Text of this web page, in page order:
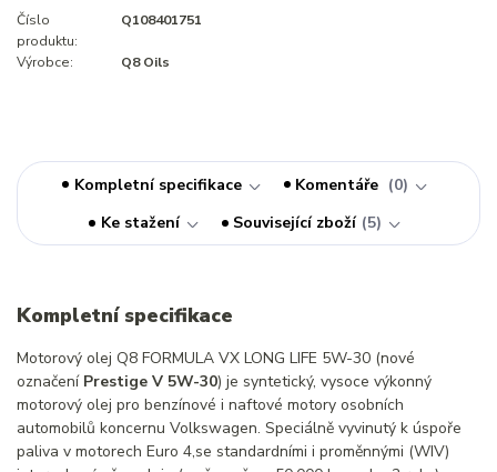
Číslo
produktu:
Q108401751
Výrobce: Q8 Oils
Kompletní specifikace Komentáře
0
Ke stažení
Související zboží 5
Kompletní specifikace
Motorový olej Q8 FORMULA VX LONG LIFE 5W-30 (nové
označení Prestige V 5W-30) je syntetický, vysoce výkonný
motorový olej pro benzínové i naftové motory osobních
automobilů koncernu Volkswagen. Speciálně vyvinutý k úspoře
paliva v motorech Euro 4,se standardními i proměnnými (WIV)